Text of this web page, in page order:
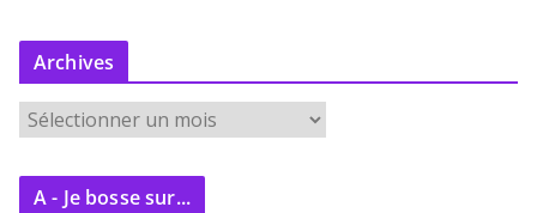
Archives
c
A - Je bosse sur...